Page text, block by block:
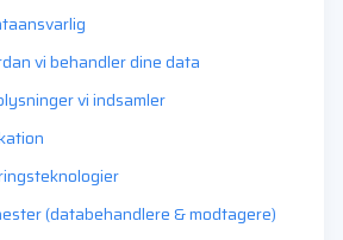
vi behandler dine data
vi indsamler
(databehandlere & modtagere)